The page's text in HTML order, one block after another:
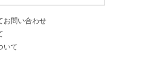
お問い合わせ
いて